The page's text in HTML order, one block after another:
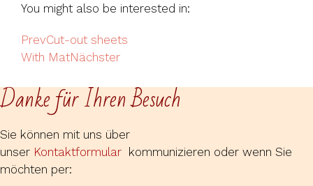
You might also be interested in:
PrevCut-out sheets
With MatNächster
Danke für Ihren Besuch
Sie können mit uns über
unser Kontaktformular kommunizieren oder wenn Sie
möchten per: